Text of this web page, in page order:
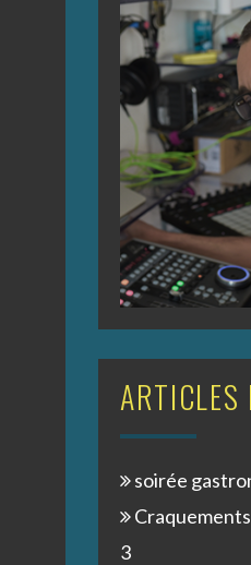
ARTICLES
soirée
3